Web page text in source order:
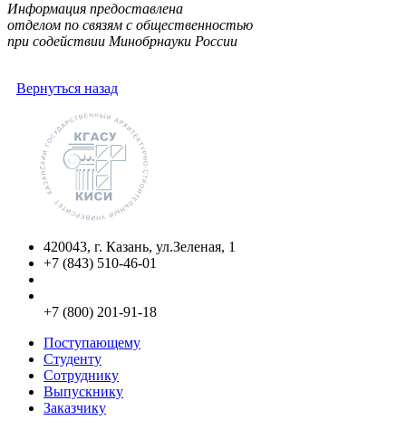
Информация предоставлена
отделом по связям с общественностью
при содействии Минобрнауки России
Вернуться назад
420043, г. Казань, ул.Зеленая, 1
+7 (843) 510-46-01
+7 (800) 201-91-18
Поступающему
Студенту
Сотруднику
Выпускнику
Заказчику